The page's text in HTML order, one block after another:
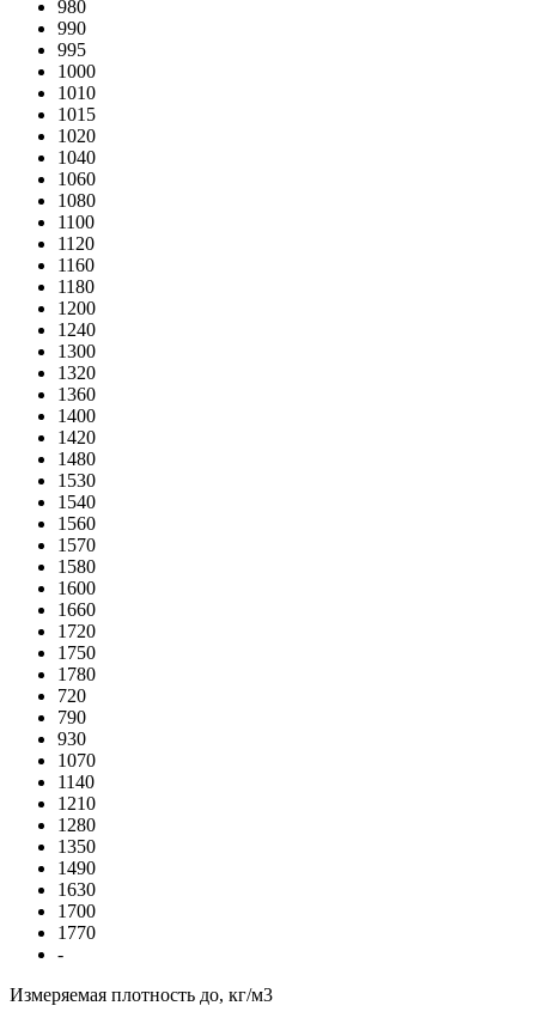
980
990
995
1000
1010
1015
1020
1040
1060
1080
1100
1120
1160
1180
1200
1240
1300
1320
1360
1400
1420
1480
1530
1540
1560
1570
1580
1600
1660
1720
1750
1780
720
790
930
1070
1140
1210
1280
1350
1490
1630
1700
1770
-
Измеряемая плотность до, кг/м3